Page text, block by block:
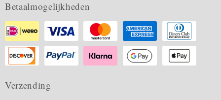
Betaalmogelijkheden
Verzending